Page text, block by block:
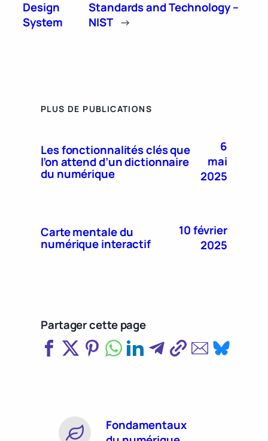
Design
System
Standards and Technology –
NIST →
PLUS DE PUBLICATIONS
Les fonctionnalités clés que
l’on attend d’un dictionnaire
du numérique
6
mai
2025
Carte mentale du
numérique interactif
10 février
2025
Partager cette page
Fondamentaux